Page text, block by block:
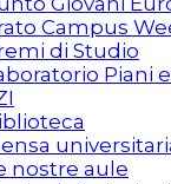
Campus
di Studio
Piani
nostre aule